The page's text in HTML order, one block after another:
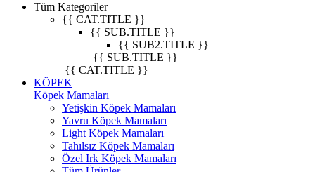
Tüm Kategoriler
{{ CAT.TITLE }}
{{ SUB.TITLE }}
{{ SUB2.TITLE }}
{{ SUB.TITLE }}
{{ CAT.TITLE }}
KÖPEK
Köpek Mamaları
Yetişkin Köpek Mamaları
Yavru Köpek Mamaları
Light Köpek Mamaları
Tahılsız Köpek Mamaları
Özel Irk Köpek Mamaları